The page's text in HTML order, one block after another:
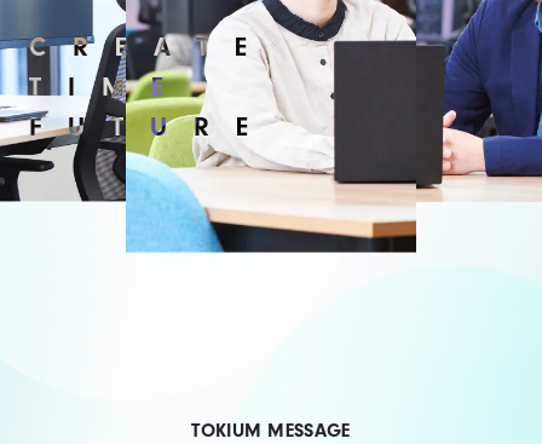
CREAT E
TIME
FUTUR E
TOKIUM MESSAGE